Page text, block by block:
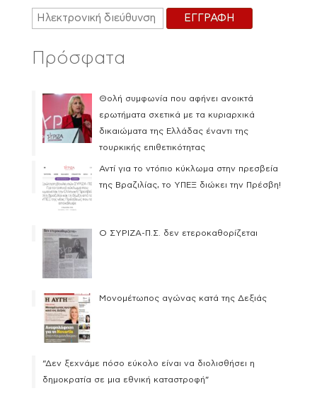
Πρόσφατα
Θολή συμφωνία που αφήνει ανοικτά
ερωτήματα σχετικά με τα κυριαρχικά
δικαιώματα της Ελλάδας έναντι της
τουρκικής επιθετικότητας
Αντί για το ντόπιο κύκλωμα στην πρεσβεία
της Βραζιλίας, το ΥΠΕΞ διώκει την Πρέσβη!
Ο ΣΥΡΙΖΑ-Π.Σ. δεν ετεροκαθορίζεται
Μονομέτωπος αγώνας κατά της Δεξιάς
“Δεν ξεχνάμε πόσο εύκολο είναι να διολισθήσει η
δημοκρατία σε μια εθνική καταστροφή”